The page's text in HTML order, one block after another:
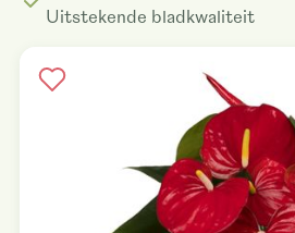
Uitstekende bladkwaliteit